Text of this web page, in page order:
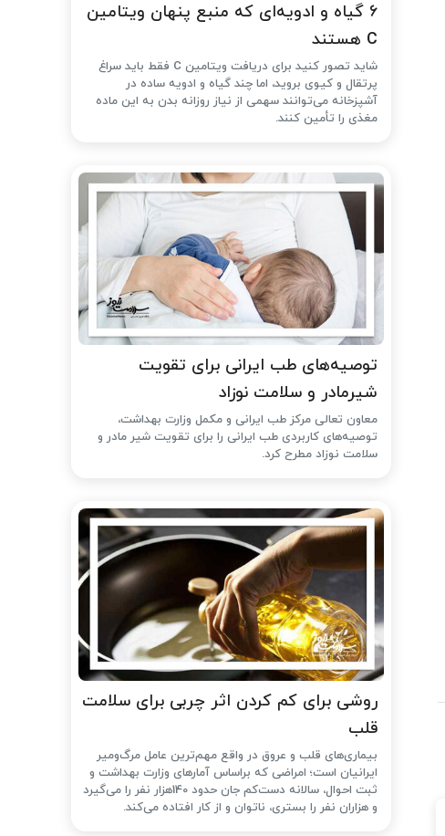
۶ گیاه و ادویه‌ای که منبع پنهان ویتامین
C هستند
شاید تصور کنید برای دریافت ویتامین C فقط باید سراغ
پرتقال و کیوی بروید، اما چند گیاه و ادویه ساده در
آشپزخانه می‌توانند سهمی از نیاز روزانه بدن به این ماده
مغذی را تأمین کنند.
توصیه‌های طب ایرانی برای تقویت
شیرمادر و سلامت نوزاد
معاون تعالی مرکز طب ایرانی و مکمل وزارت بهداشت،
توصیه‌های کاربردی طب ایرانی را برای تقویت شیر مادر و
سلامت نوزاد مطرح کرد.
روشی برای کم کردن اثر چربی برای سلامت
قلب
بیماری‌های قلب و عروق در واقع مهم‌ترین عامل مرگ‌ومیر
ایرانیان است؛ امراضی که براساس آمارهای وزارت بهداشت و
ثبت احوال، سالانه دست‌کم جان حدود 140هزار نفر را می‌گیرد
و هزاران نفر را بستری، ناتوان و از کار افتاده می‌کند.